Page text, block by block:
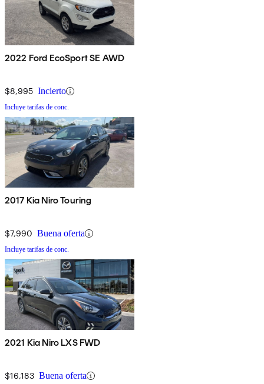
2022 Ford EcoSport SE AWD
$8,995 Incierto
Incluye tarifas de conc.
2017 Kia Niro Touring
$7,990 Buena oferta
Incluye tarifas de conc.
2021 Kia Niro LXS FWD
$16,183 Buena oferta